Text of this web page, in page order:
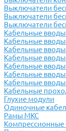
Выключатели
Выключатели
Выключатели
Кабельные
Кабельные
Кабельные
Кабельные
Кабельные
Кабельные
Кабельные
Кабельные
Глухие модули
Одиночные
Рамы МКС